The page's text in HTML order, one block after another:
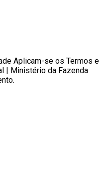
Aplicam-se os Termos e
| Ministério da Fazenda